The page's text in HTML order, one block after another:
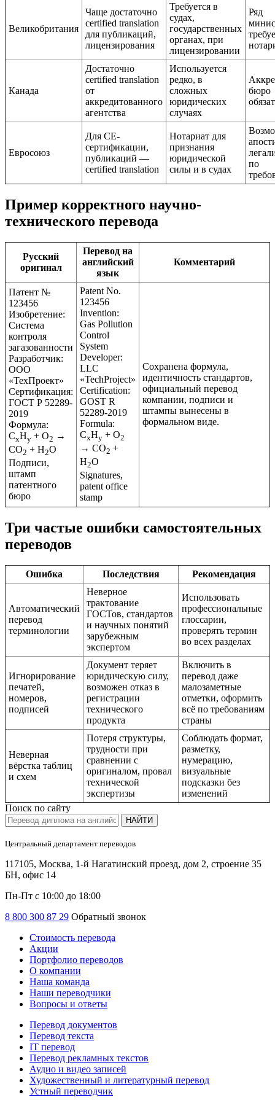
Великобритания
Чаще достаточно
certified translation
для публикаций,
лицензирования
Требуется в
судах,
государственных
органах, при
лицензировании
Ряд
Канада
Достаточно
certified translation
от
аккредитованного
агентства
Используется
редко, в
сложных
юридических
случаях
бюро
Евросоюз
Для CE-
сертификации,
публикаций —
certified translation
Нотариат для
признания
юридической
силы и в судах
по
Пример корректного научно-
технического перевода
Русский
оригинал
Перевод на
английский
язык
Комментарий
Патент №
123456
Изобретение:
Система
контроля
загазованности
Разработчик:
ООО
«ТехПроект»
Сертификация:
ГОСТ Р 52289-
2019
Формула:
CxHy + O2 →
CO2 + H2O
Подписи,
штамп
патентного
бюро
Patent No.
123456
Invention:
Gas Pollution
Control
System
Developer:
LLC
«TechProject»
Certification:
GOST R
52289-2019
Formula:
CxHy + O2
→ CO2 +
H2O
Signatures,
patent office
stamp
Сохранена формула,
идентичность стандартов,
официальный перевод
компании, подписи и
штампы вынесены в
формальном виде.
Три частые ошибки самостоятельных
переводов
Ошибка Последствия Рекомендация
Автоматический
перевод
терминологии
Неверное
трактование
ГОСТов, стандартов
и научных понятий
зарубежным
экспертом
Использовать
профессиональные
глоссарии,
проверять термин
во всех разделах
Игнорирование
печатей,
номеров,
подписей
Документ теряет
юридическую силу,
возможен отказ в
регистрации
технического
продукта
Включить в
перевод даже
малозаметные
отметки, оформить
всё по требованиям
страны
Неверная
вёрстка таблиц
и схем
Потеря структуры,
трудности при
сравнении с
оригиналом, провал
технической
экспертизы
Соблюдать формат,
разметку,
нумерацию,
визуальные
подсказки без
изменений
Поиск по сайту
НАЙТИ
Центральный департамент переводов
117105, Москва, 1-й Нагатинский проезд, дом 2, строение 35
БН, офис 14
Пн-Пт с 10:00 до 18:00
8 800 300 87 29 Обратный звонок
Стоимость перевода
Акции
Портфолио переводов
О компании
Наша команда
Наши переводчики
Вопросы и ответы
Перевод документов
Перевод текста
IT перевод
Перевод рекламных текстов
Аудио и видео записей
Художественный и литературный перевод
Устный переводчик